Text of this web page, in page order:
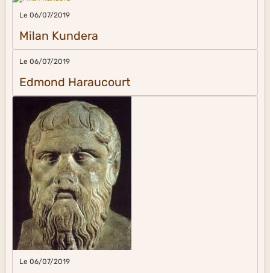
Le 06/07/2019
Milan Kundera
Le 06/07/2019
Edmond Haraucourt
Le 06/07/2019